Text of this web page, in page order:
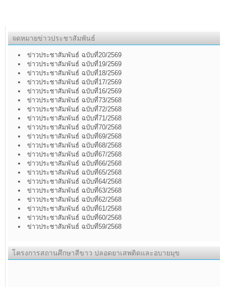
จดหมายข่าวประชาสัมพันธ์
ข่าวประชาสัมพันธ์ ฉบับที่20/2569
ข่าวประชาสัมพันธ์ ฉบับที่19/2569
ข่าวประชาสัมพันธ์ ฉบับที่18/2569
ข่าวประชาสัมพันธ์ ฉบับที่17/2569
ข่าวประชาสัมพันธ์ ฉบับที่16/2569
ข่าวประชาสัมพันธ์ ฉบับที่73/2568
ข่าวประชาสัมพันธ์ ฉบับที่72/2568
ข่าวประชาสัมพันธ์ ฉบับที่71/2568
ข่าวประชาสัมพันธ์ ฉบับที่70/2568
ข่าวประชาสัมพันธ์ ฉบับที่69/2568
ข่าวประชาสัมพันธ์ ฉบับที่68/2568
ข่าวประชาสัมพันธ์ ฉบับที่67/2568
ข่าวประชาสัมพันธ์ ฉบับที่66/2568
ข่าวประชาสัมพันธ์ ฉบับที่65/2568
ข่าวประชาสัมพันธ์ ฉบับที่64/2568
ข่าวประชาสัมพันธ์ ฉบับที่63/2568
ข่าวประชาสัมพันธ์ ฉบับที่62/2568
ข่าวประชาสัมพันธ์ ฉบับที่61/2568
ข่าวประชาสัมพันธ์ ฉบับที่60/2568
ข่าวประชาสัมพันธ์ ฉบับที่59/2568
โครงการสถานศึกษาสีขาว ปลอดยาเสพติดและอบายมุข